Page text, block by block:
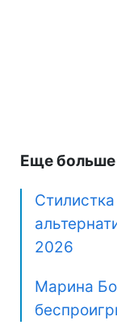
Еще больше
2026
Марина